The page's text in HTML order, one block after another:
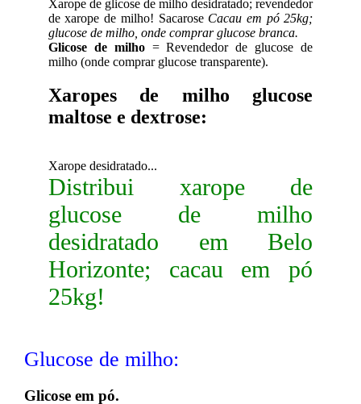
Xarope de glicose de milho desidratado; revendedor
de xarope de milho! Sacarose Cacau em pó 25kg;
glucose de milho, onde comprar glucose branca.
Glicose de milho= Revendedor de glucose de
milho (onde comprar glucose transparente).
Xaropes de milho glucose
maltose e dextrose:
Xarope desidratado...
Distribui xarope de
glucose de milho
desidratado em Belo
Horizonte; cacau em pó
25kg!
Glucose de milho:
Glicose em pó.